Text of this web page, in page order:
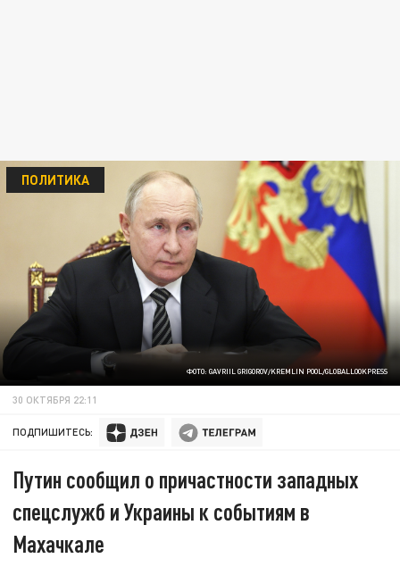
ФОТО: GAVRIIL GRIGOROV/KREMLIN POOL/GLOBALLOOKPRESS
ПОЛИТИКА
30 ОКТЯБРЯ 22:11
ПОДПИШИТЕСЬ:
Путин сообщил о причастности западных
спецслужб и Украины к событиям в
Махачкале